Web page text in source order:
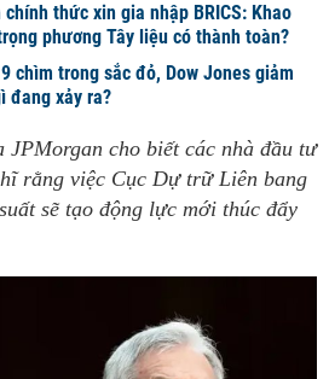
thức xin gia nhập BRICS: Khao
phương Tây liệu có thành toàn?
chìm trong sắc đỏ, Dow Jones giảm
đang xảy ra?
JPMorgan cho biết các nhà đầu tư
rằng việc Cục Dự trữ Liên bang
sẽ tạo động lực mới thúc đẩy